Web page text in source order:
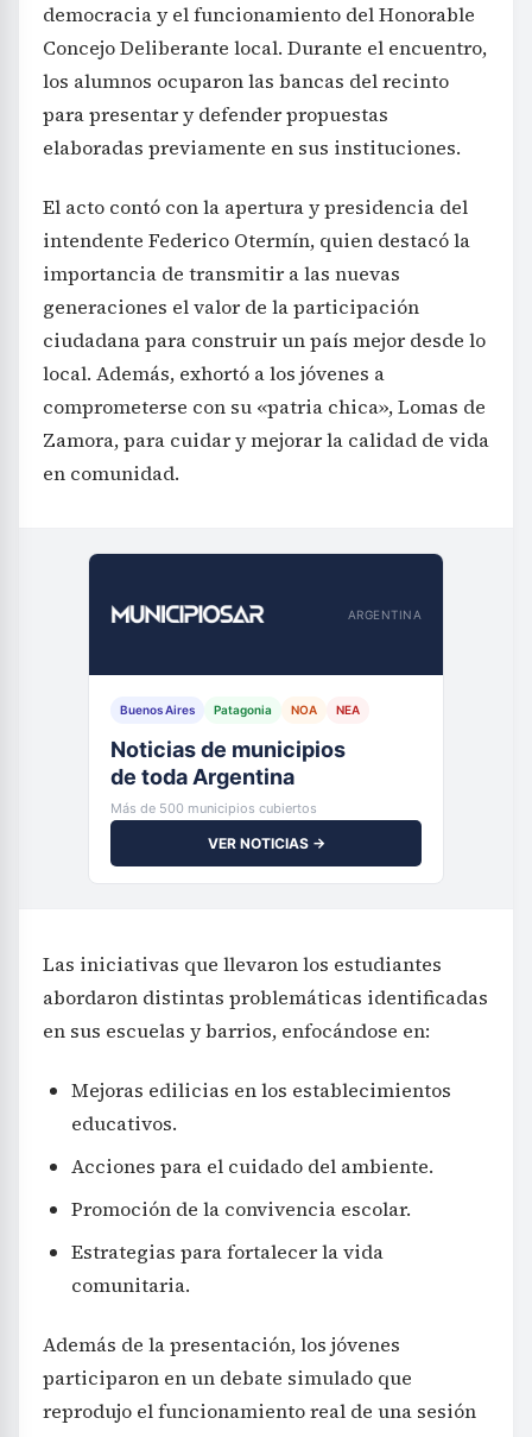
democracia y el funcionamiento del Honorable
Concejo Deliberante local. Durante el encuentro,
los alumnos ocuparon las bancas del recinto
para presentar y defender propuestas
elaboradas previamente en sus instituciones.
El acto contó con la apertura y presidencia del
intendente Federico Otermín, quien destacó la
importancia de transmitir a las nuevas
generaciones el valor de la participación
ciudadana para construir un país mejor desde lo
local. Además, exhortó a los jóvenes a
comprometerse con su «patria chica», Lomas de
Zamora, para cuidar y mejorar la calidad de vida
en comunidad.
ARGENTINA
Buenos Aires Patagonia NOA NEA
Noticias de municipios
de toda Argentina
Más de 500 municipios cubiertos
VER NOTICIAS →
Las iniciativas que llevaron los estudiantes
abordaron distintas problemáticas identificadas
en sus escuelas y barrios, enfocándose en:
Mejoras edilicias en los establecimientos
educativos.
Acciones para el cuidado del ambiente.
Promoción de la convivencia escolar.
Estrategias para fortalecer la vida
comunitaria.
Además de la presentación, los jóvenes
participaron en un debate simulado que
reprodujo el funcionamiento real de una sesión